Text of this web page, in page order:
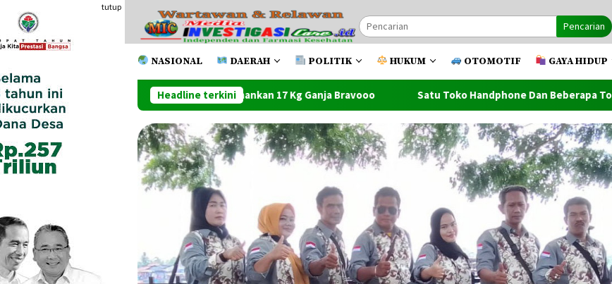
konten
tutup
Pencarian
NASIONAL DAERAH POLITIK HUKUM OTOMOTIF GAYA HIDUP
Headline terkini
Metro Bekadi Amankan 17 Kg Ganja Bravooo Satu Toko Handphone Dan Beberapa Toko Lainnya Ludes Dilahap Api